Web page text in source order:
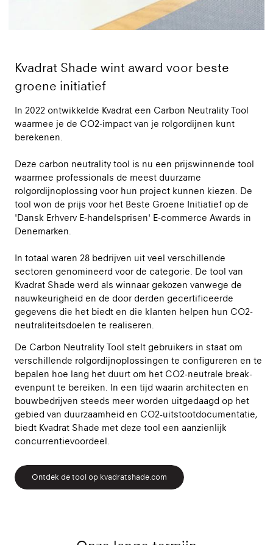
Kvadrat Shade wint award voor beste
groene initiatief
In 2022 ontwikkelde Kvadrat een Carbon Neutrality Tool
waarmee je de CO2-impact van je rolgordijnen kunt
berekenen.
Deze carbon neutrality tool is nu een prijswinnende tool
waarmee professionals de meest duurzame
rolgordijnoplossing voor hun project kunnen kiezen. De
tool won de prijs voor het Beste Groene Initiatief op de
'Dansk Erhverv E-handelsprisen' E-commerce Awards in
Denemarken.
In totaal waren 28 bedrijven uit veel verschillende
sectoren genomineerd voor de categorie. De tool van
Kvadrat Shade werd als winnaar gekozen vanwege de
nauwkeurigheid en de door derden gecertificeerde
gegevens die het biedt en die klanten helpen hun CO2-
neutraliteitsdoelen te realiseren.
De Carbon Neutrality Tool stelt gebruikers in staat om
verschillende rolgordijnoplossingen te configureren en te
bepalen hoe lang het duurt om het CO2-neutrale break-
evenpunt te bereiken. In een tijd waarin architecten en
bouwbedrijven steeds meer worden uitgedaagd op het
gebied van duurzaamheid en CO2-uitstootdocumentatie,
biedt Kvadrat Shade met deze tool een aanzienlijk
concurrentievoordeel.
Ontdek de tool op kvadratshade.com